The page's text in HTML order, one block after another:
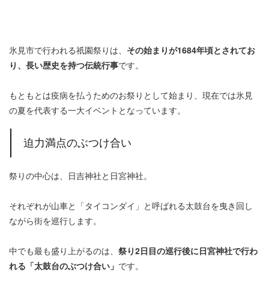
氷見市で行われる祇園祭りは、 その始まりが1684年頃とされてお
り、長い歴史を持つ伝統行事です。
もともとは疫病を払うためのお祭りとして始まり、現在では氷見
の夏を代表する一大イベントとなっています。
迫力満点のぶつけ合い
祭りの中心は、日吉神社と日宮神社。
それぞれが山車と「タイコンダイ」と呼ばれる太鼓台を曳き回し
ながら街を巡行します。
中でも最も盛り上がるのは、 祭り2日目の巡行後に日宮神社で行わ
れる「太鼓台のぶつけ合い」 です。